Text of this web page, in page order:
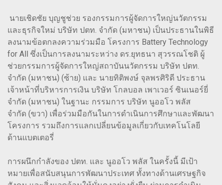
นายเชิดชัย บุญชูช่วย รองกรรมการผู้จัดการใหญ่นวัตกรรม
และธุรกิจใหม่ บริษัท ปตท. จำกัด (มหาชน) เป็นประธานในพิธี
ลงนามข้อตกลงความร่วมมือ โครงการ Battery Technology
for All ซึ่งเป็นการลงนามระหว่าง ดร.ยุทธนา สุวรรณโชติ ผู้
ช่วยกรรมการผู้จัดการใหญ่สถาบันนวัตกรรม บริษัท ปตท.
จำกัด (มหาชน) (ซ้าย) และ นายทิติพงษ์ จุลพรศิริดี ประธาน
เจ้าหน้าที่บริหารการเงิน บริษัท โกลบอล เพาเวอร์ ซินเนอร์ยี่
จำกัด (มหาชน) ในฐานะ กรรมการ บริษัท นูออโว พลัส
จำกัด (ขวา) เพื่อร่วมมือกันในการดำเนินการศึกษาและพัฒนา
โครงการ รวมถึงการแลกเปลี่ยนข้อมูลเกี่ยวกับเทคโนโลยี
ด้านแบตเตอรี่
การผนึกกำลังของ ปตท. และ นูออโว พลัส ในครั้งนี้ มีเป้า
หมายเพื่อสนับสนุนการพัฒนาประเทศ ทั้งทางด้านเศรษฐกิจ